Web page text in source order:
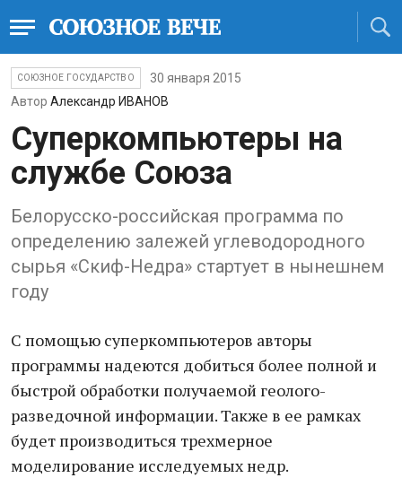
СОЮЗНОЕ ГОСУДАРСТВО
30 января 2015
Автор Александр ИВАНОВ
Суперкомпьютеры на
службе Союза
Белорусско-российская программа по
определению залежей углеводородного
сырья «Скиф-Недра» стартует в нынешнем
году
С помощью суперкомпьютеров авторы
программы надеются добиться более полной и
быстрой обработки получаемой геолого-
разведочной информации. Также в ее рамках
будет производиться трехмерное
моделирование исследуемых недр.